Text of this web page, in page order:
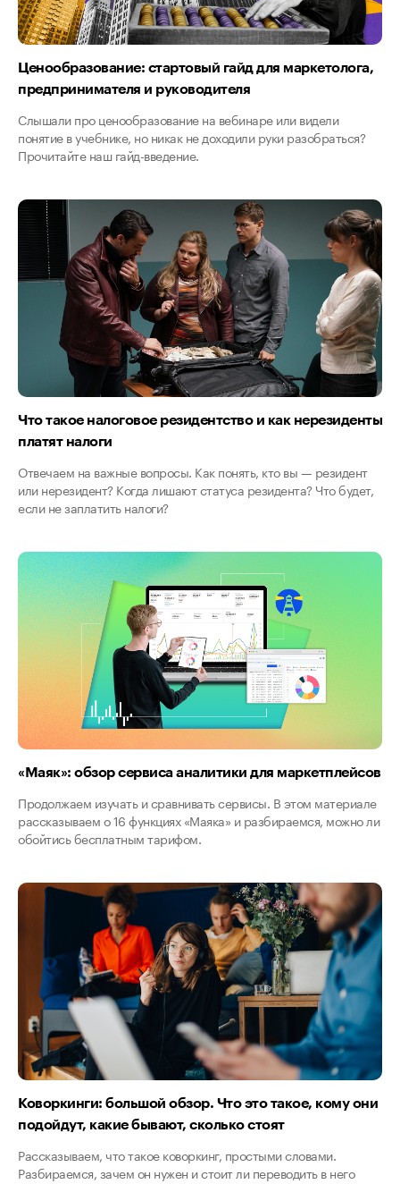
Ценообразование: стартовый гайд для маркетолога,
предпринимателя и руководителя
Слышали про ценообразование на вебинаре или видели
понятие в учебнике, но никак не доходили руки разобраться?
Прочитайте наш гайд-введение.
Что такое налоговое резидентство и как нерезиденты
платят налоги
Отвечаем на важные вопросы. Как понять, кто вы — резидент
или нерезидент? Когда лишают статуса резидента? Что будет,
если не заплатить налоги?
«Маяк»: обзор сервиса аналитики для маркетплейсов
Продолжаем изучать и сравнивать сервисы. В этом материале
рассказываем о 16 функциях «Маяка» и разбираемся, можно ли
обойтись бесплатным тарифом.
Коворкинги: большой обзор. Что это такое, кому они
подойдут, какие бывают, сколько стоят
Рассказываем, что такое коворкинг, простыми словами.
Разбираемся, зачем он нужен и стоит ли переводить в него